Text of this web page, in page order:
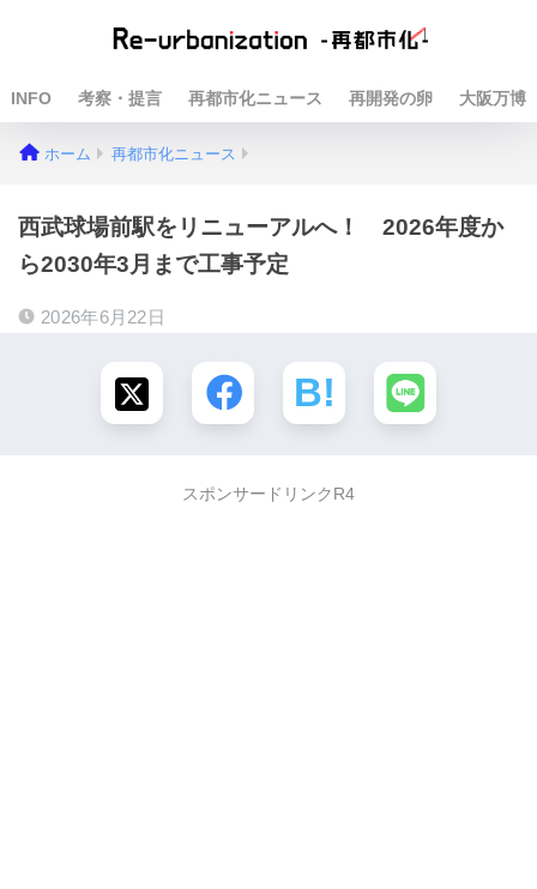
INFO 考察・提言 再都市化ニュース 再開発の卵 大阪万博
ホーム 再都市化ニュース
西武球場前駅をリニューアルへ！ 2026年度か
ら2030年3月まで工事予定
2026年6月22日
スポンサードリンクR4